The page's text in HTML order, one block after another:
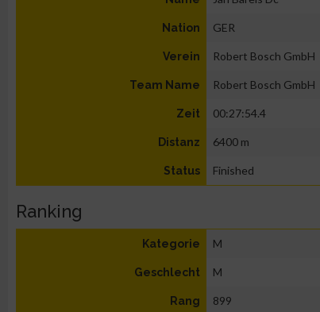
Nation GER
Verein Robert Bosch GmbH
Team Name Robert Bosch GmbH
Zeit 00:27:54.4
Distanz 6400 m
Status Finished
Ranking
Kategorie M
Geschlecht M
Rang 899